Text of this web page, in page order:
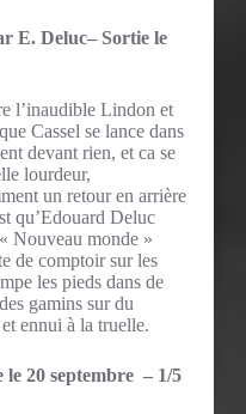
E. Deluc– Sortie le
l’inaudible Lindon et
Cassel se lance dans
devant rien, et ca se
lourdeur,
un retour en arrière
qu’Edouard Deluc
Nouveau monde »
de comptoir sur les
les pieds dans de
gamins sur du
ennui à la truelle.
20 septembre – 1/5